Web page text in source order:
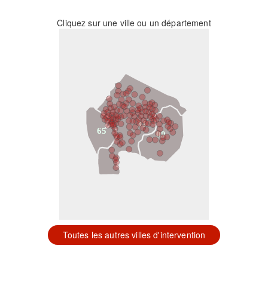
Cliquez sur une ville ou un département
31
09
65
Toutes les autres villes d'intervention